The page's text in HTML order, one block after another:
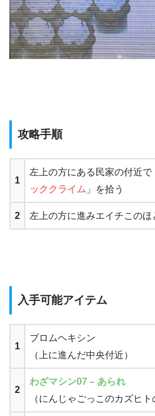
攻略手順
1
左上の方にある民家の付近で
ッククライム 」を拾う
2 左上の方に進みエイチこのほ
入手可能アイテム
1
ブロムヘキシン
（上に進んだ中央付近）
2
わざマシン07 – あられ
（にんじゃごっこのカズヒト